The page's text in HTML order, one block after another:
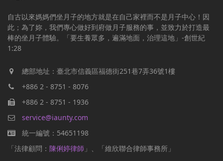
自古以來媽媽們坐月子的地方就是在自己家裡而不是月子中心！因
此；為了妳，我們專心做好到府做月子服務的事，並致力於打造最
棒的坐月子體驗。「要生養眾多，遍滿地面，治理這地」-創世紀
1:28
總部地址：臺北市信義區福德街251巷7弄36號1樓
+886 2 - 8751 - 8076
+886 2 - 8751 - 1936
service@iaunty.com
統一編號：54651198
「法律顧問： 陳俐婷律師 」、「維欣聯合律師事務所」